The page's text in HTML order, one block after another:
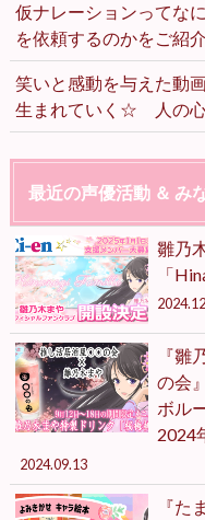
仮ナレーションってな
を依頼するのかをご紹
笑いと感動を与えた動
生まれていく☆ 人の心
最近の声優活動 ＆ み
雛乃
「
『
の会
ボル
2024
2024.09.13
『た